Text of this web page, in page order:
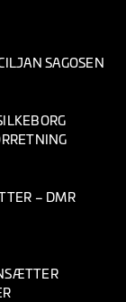
SAGOSEN
– DMR